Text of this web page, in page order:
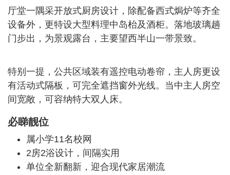
厅堂一隅采开放式厨房设计，除配备西式焗炉等齐全
设备外，更特设大型料理中岛枱及酒柜。落地玻璃趟
门步出，为景观露台，主要望西半山一带景致。
特别一提，公共区域装有遥控电动卷帘，主人房更设
有活动式隔板，可完全遮挡窗外光线。当中主人房空
间宽敞，可容纳特大双人床。
必睇靓位
属小学11名校网
2房2浴设计，间隔实用
单位全新翻新，迎合现代家居潮流